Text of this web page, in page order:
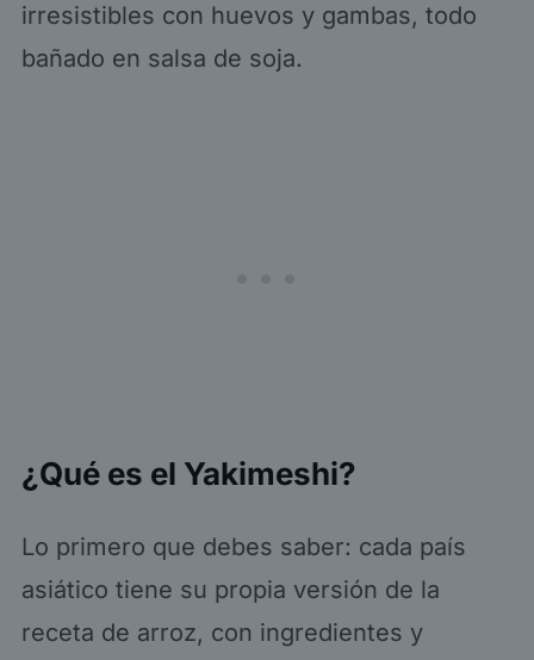
irresistibles con huevos y gambas, todo
bañado en salsa de soja.
¿Qué es el Yakimeshi?
Lo primero que debes saber: cada país
asiático tiene su propia versión de la
receta de arroz, con ingredientes y